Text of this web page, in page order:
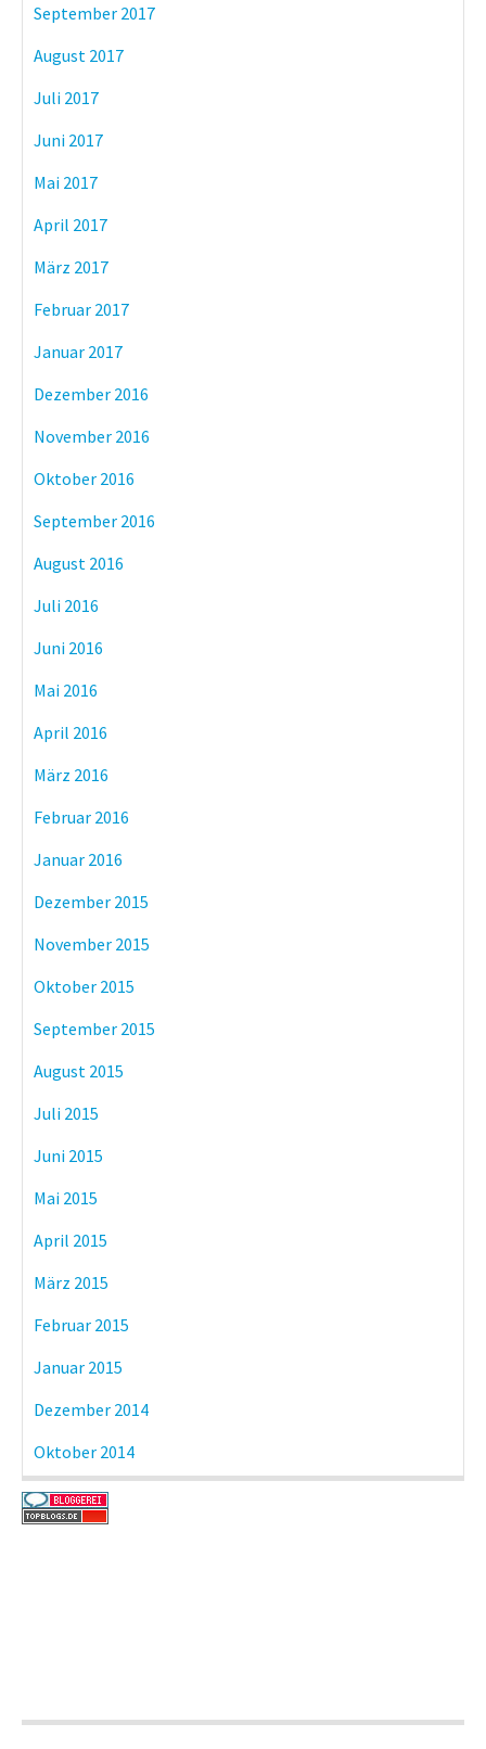
September 2017
August 2017
Juli 2017
Juni 2017
Mai 2017
April 2017
März 2017
Februar 2017
Januar 2017
Dezember 2016
November 2016
Oktober 2016
September 2016
August 2016
Juli 2016
Juni 2016
Mai 2016
April 2016
März 2016
Februar 2016
Januar 2016
Dezember 2015
November 2015
Oktober 2015
September 2015
August 2015
Juli 2015
Juni 2015
Mai 2015
April 2015
März 2015
Februar 2015
Januar 2015
Dezember 2014
Oktober 2014